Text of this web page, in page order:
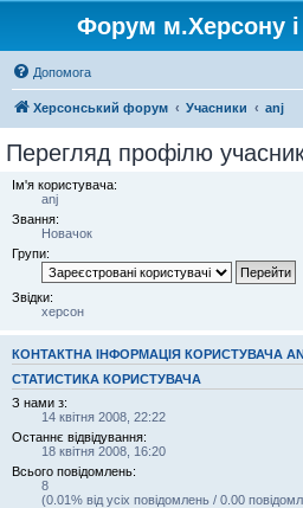
Форум м.Херсону
Допомога
Херсонський форум Учасники anj
Перегляд профілю
Ім'я користувача:
anj
Звання:
Новачок
Групи:
Звідки:
херсон
КОНТАКТНА ІНФОРМАЦІЯ КОРИСТУВАЧА
СТАТИСТИКА КОРИСТУВАЧА
З нами з:
14 квітня 2008, 22:22
Останнє відвідування:
18 квітня 2008, 16:20
Всього повідомлень:
8
(0.01% від усіх повідомлень / 0.00